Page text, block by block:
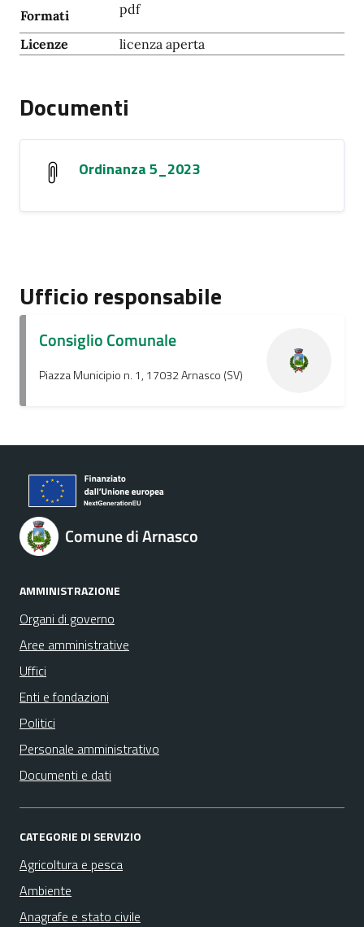
Formati
pdf
Licenze licenza aperta
Documenti
Ordinanza 5_2023
Ufficio responsabile
Consiglio Comunale
Piazza Municipio n. 1, 17032 Arnasco (SV)
Comune di Arnasco
AMMINISTRAZIONE
Organi di governo
Aree amministrative
Uffici
Enti e fondazioni
Politici
Personale amministrativo
Documenti e dati
CATEGORIE DI SERVIZIO
Agricoltura e pesca
Ambiente
Anagrafe e stato civile